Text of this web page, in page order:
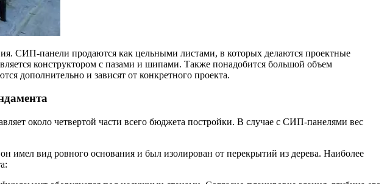
СИП-панели продаются как цельными листами, в которых делаются проектные
конструктором с пазами и шипами. Также понадобится большой объем
дополнительно и зависят от конкретного проекта.
около четвертой части всего бюджета постройки. В случае с СИП-панелями вес
имел вид ровного основания и был изолирован от перекрытий из дерева. Наиболее